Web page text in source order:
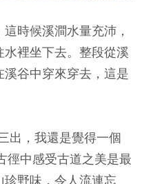
時候溪澗水量充沛，
裡坐下去。整段從溪
谷中穿來穿去，這是
出，我還是覺得一個
徑中感受古道之美是最
野味，令人流連忘